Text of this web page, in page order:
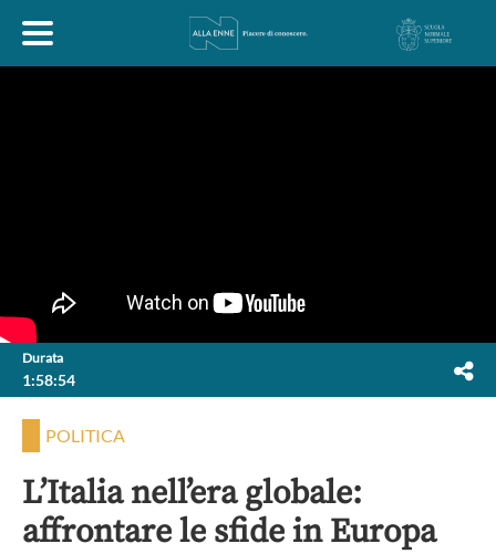
LETTERATURA
POLITICA
Durata
1:58:54
POLITICA
L’Italia nell’era globale:
affrontare le sfide in Europa